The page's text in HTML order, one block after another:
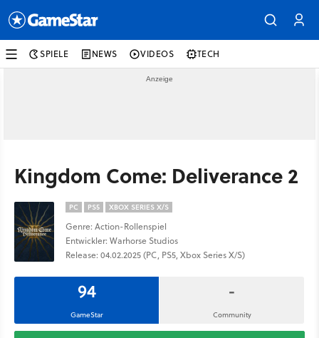
SPIELE NEWS VIDEOS TECH
Kingdom Come: Deliverance 2
PC PS5 XBOX SERIES X/S
Genre: Action-Rollenspiel
Entwickler: Warhorse Studios
Release: 04.02.2025 (PC, PS5, Xbox Series X/S)
94
GameStar
-
Community